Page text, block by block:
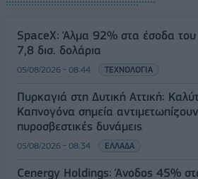
SpaceX: Άλμα 92% στα έσοδα του
7,8 δισ. δολάρια
05/08/2026 - 08:44 ΤΕΧΝΟΛΟΓΙΑ
Πυρκαγιά στη Δυτική Αττική:
Καπνογόνα σημεία
πυροσβεστικές δυνάμεις
05/08/2026 - 08:34 ΕΛΛΑΔΑ
Cenergy Holdings: Άνοδος 45%